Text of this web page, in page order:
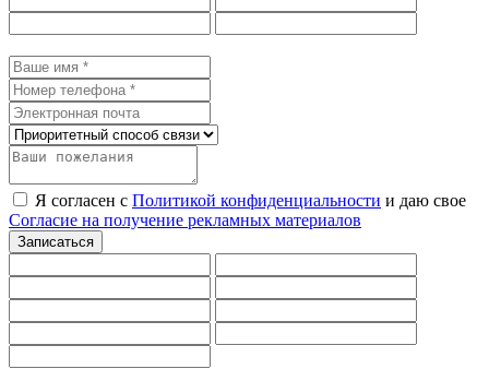
Я согласен с Политикой конфиденциальности и даю свое
Согласие на получение рекламных материалов